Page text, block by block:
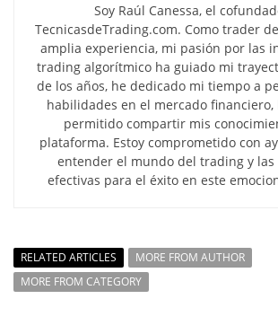
Soy Raúl Canessa, el
TecnicasdeTrading.com. Como trader
amplia experiencia, mi pasión por las
trading algorítmico ha guiado mi
de los años, he dedicado mi tiempo a
habilidades en el mercado financiero,
permitido compartir mis
plataforma. Estoy comprometido con
entender el mundo del trading y las
efectivas para el éxito en este
RELATED ARTICLES
MORE FROM AUTHOR
MORE FROM CATEGORY